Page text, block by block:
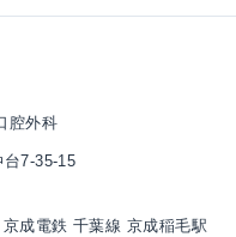
腔外科
7-35-15
成電鉄 千葉線 京成稲毛駅